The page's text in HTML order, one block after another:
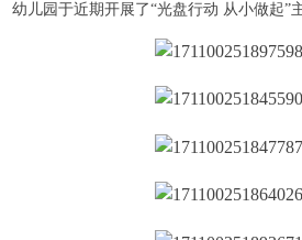
幼儿园于近期开展了“光盘行动 从小做起”